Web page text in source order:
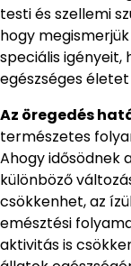
testi és szellemi
hogy
speciális igényeit,
egészséges
Az öregedés
természetes
Ahogy idősödnek
különböző
csökkenhet, az
emésztési
aktivitás is